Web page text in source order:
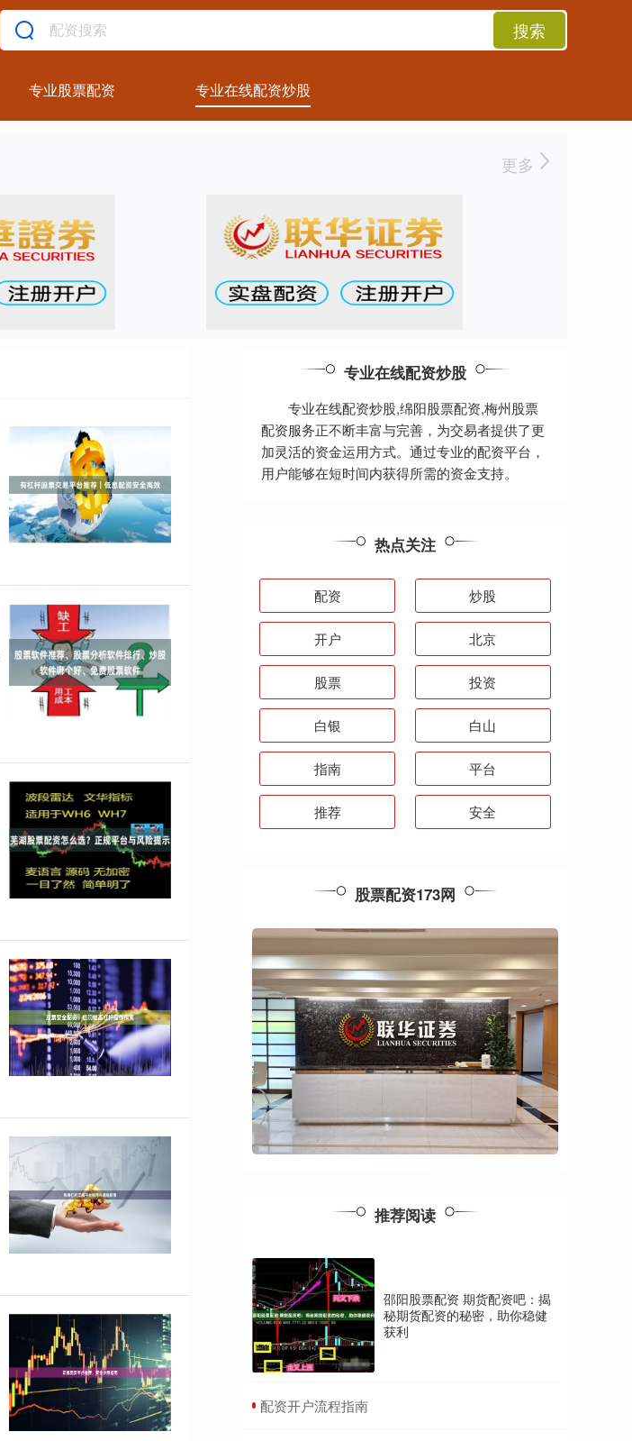
搜索
专业股票配资 专业在线配资炒股
更多
专业在线配资炒股
专业在线配资炒股,绵阳股票配资,梅州股票
配资服务正不断丰富与完善，为交易者提供了更
加灵活的资金运用方式。通过专业的配资平台，
用户能够在短时间内获得所需的资金支持。
热点关注
配资 炒股
开户 北京
股票 投资
白银 白山
指南 平台
推荐 安全
股票配资173网
推荐阅读
邵阳股票配资 期货配资吧：揭
秘期货配资的秘密，助你稳健
获利
​配资开户流程指南